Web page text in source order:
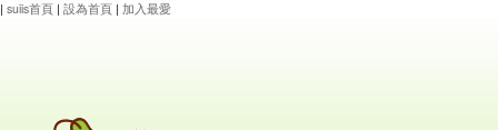
| suiis首頁 | 設為首頁 | 加入最愛